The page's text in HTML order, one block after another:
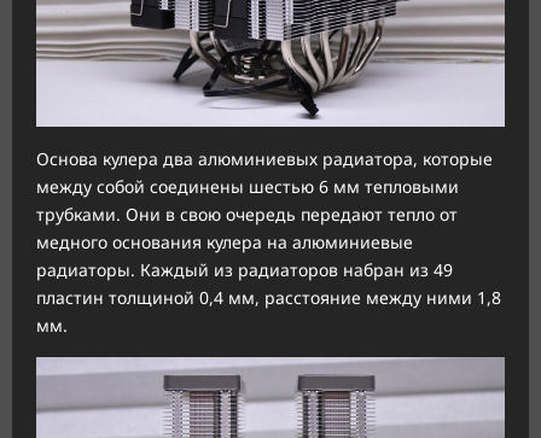
Основа кулера два алюминиевых радиатора, которые
между собой соединены шестью 6 мм тепловыми
трубками. Они в свою очередь передают тепло от
медного основания кулера на алюминиевые
радиаторы. Каждый из радиаторов набран из 49
пластин толщиной 0,4 мм, расстояние между ними 1,8
мм.